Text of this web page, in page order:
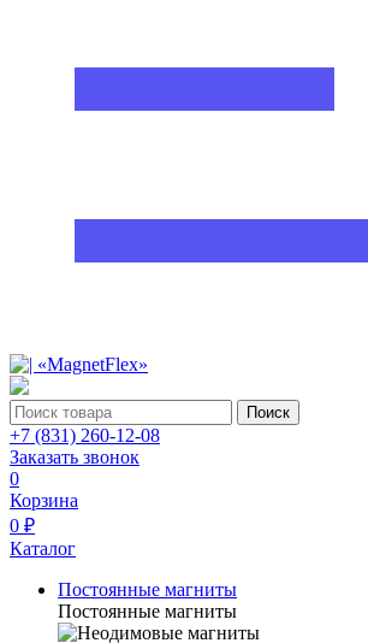
Поиск
+7 (831) 260-12-08
Заказать звонок
0
Корзина
0 ₽
Каталог
Постоянные магниты
Постоянные магниты